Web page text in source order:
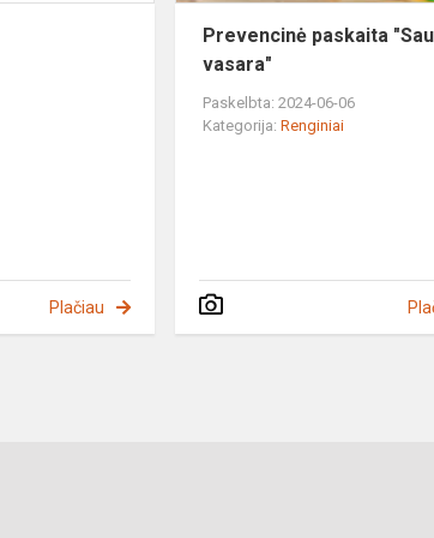
Plačiau
Prevencinė paskaita
vasara"
Paskelbta: 2024-06-06
Kategorija:Renginiai